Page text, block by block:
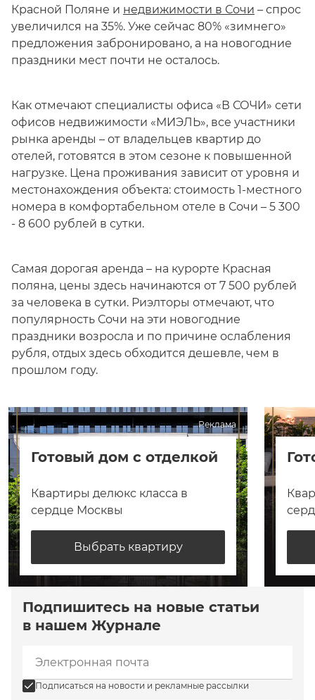
Красной Поляне и недвижимости в Сочи – спрос
увеличился на 35%. Уже сейчас 80% «зимнего»
предложения забронировано, а на новогодние
праздники мест почти не осталось.
Как отмечают специалисты офиса «В СОЧИ» сети
офисов недвижимости «МИЭЛЬ», все участники
рынка аренды – от владельцев квартир до
отелей, готовятся в этом сезоне к повышенной
нагрузке. Цена проживания зависит от уровня и
местонахождения объекта: стоимость 1-местного
номера в комфортабельном отеле в Сочи – 5 300
- 8 600 рублей в сутки.
Самая дорогая аренда – на курорте Красная
поляна, цены здесь начинаются от 7 500 рублей
за человека в сутки. Риэлторы отмечают, что
популярность Сочи на эти новогодние
праздники возросла и по причине ослабления
рубля, отдых здесь обходится дешевле, чем в
прошлом году.
Реклама
Готовый дом с отделкой
Квартиры делюкс класса в
сердце Москвы
Выбрать квартиру
Подпишитесь на новые статьи
в нашем Журнале
Подписаться на новости и рекламные рассылки